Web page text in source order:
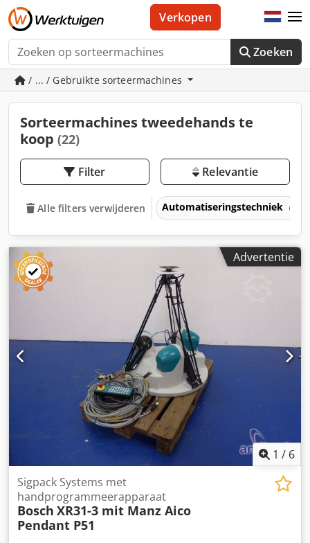
Zoeken
Verkopen
/ ... / Gebruikte sorteermachines
Sorteermachines tweedehands te
koop (22)
Filter Relevantie
Alle filters verwijderen Automatiseringstechniek
Advertentie
1 / 6
Sigpack Systems met
handprogrammeerapparaat
Bosch XR31-3 mit Manz Aico
Pendant P51